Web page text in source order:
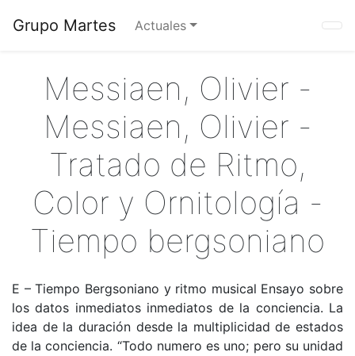
Grupo Martes Actuales
Messiaen, Olivier -
Messiaen, Olivier -
Tratado de Ritmo,
Color y Ornitología -
Tiempo bergsoniano
E – Tiempo Bergsoniano y ritmo musical Ensayo sobre
los datos inmediatos inmediatos de la conciencia. La
idea de la duración desde la multiplicidad de estados
de la conciencia. “Todo numero es uno; pero su unidad